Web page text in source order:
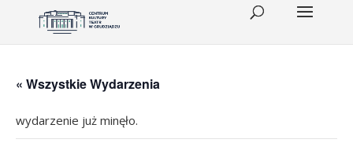
« Wszystkie Wydarzenia
wydarzenie już minęło.